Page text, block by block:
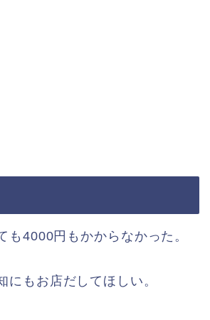
も4000円もかからなかった。
にもお店だしてほしい。